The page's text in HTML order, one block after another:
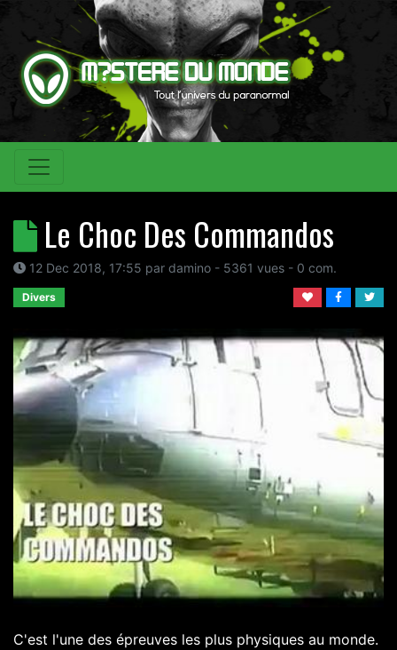
Le Choc Des Commandos
12 Dec 2018, 17:55 par damino - 5361 vues - 0 com.
Divers
C'est l'une des épreuves les plus physiques au monde.